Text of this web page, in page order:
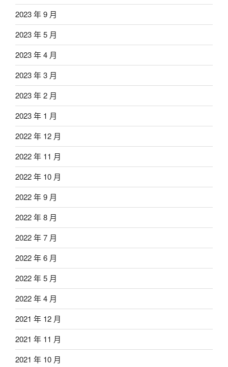
2023 年 9 月
2023 年 5 月
2023 年 4 月
2023 年 3 月
2023 年 2 月
2023 年 1 月
2022 年 12 月
2022 年 11 月
2022 年 10 月
2022 年 9 月
2022 年 8 月
2022 年 7 月
2022 年 6 月
2022 年 5 月
2022 年 4 月
2021 年 12 月
2021 年 11 月
2021 年 10 月